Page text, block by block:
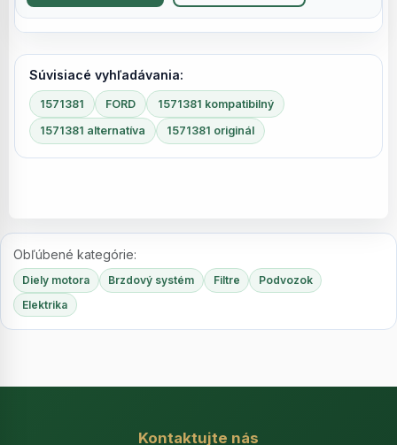
Súvisiacé vyhľadávania:
1571381 FORD 1571381 kompatibilný
1571381 alternatíva 1571381 originál
Obľúbené kategórie:
Diely motora Brzdový systém Filtre
Podvozok
Elektrika
Kontaktujte nás